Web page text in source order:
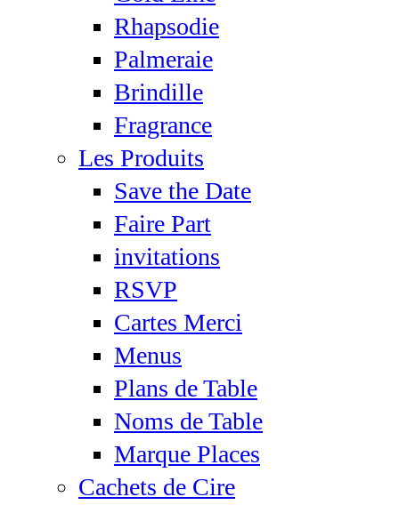
Rhapsodie
Palmeraie
Brindille
Fragrance
Les Produits
Save the Date
Faire Part
invitations
RSVP
Cartes Merci
Menus
Plans de Table
Noms de Table
Marque Places
Cachets de Cire